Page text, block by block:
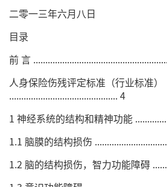
二零一三年六月八日
目录
前 言
人身保险伤残评定标准（行业标准）
............................................. 4
1 神经系统的结构和精神功能
1.1 脑膜的结构损伤
1.2 脑的结构损伤，智力功能障碍